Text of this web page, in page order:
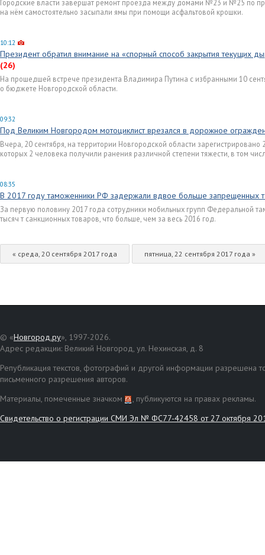
Городские власти завершат ремонт проезда между домами №23 и №25 по
на нём самостоятельно засыпали ямы при помощи асфальтовой крошки.
10:12
Президент обратил внимание на «спорный способ закрытия текущих
(26)
На прошедшей встрече президента Владимира Путина с избранными 10
о бюджете Новгородской области.
09:32
Под Великим Новгородом мотоциклист врезался в дорожное
Вчера, 20 сентября, на территории Новгородской области
которых 2 человека получили ранения различной степени тяжести, в том
08:35
В 2017 году таможенники РФ задержали вдвое больше запрещенных
За первую половину 2017 года сотрудники мобильных групп Федеральной
тысяч т санкционных товаров, что больше, чем за весь 2016 год.
« среда, 20 сентября 2017 года пятница, 22 сентября 2017 года »
© «Новгород.ру», 1997-2026.
Адрес редакции: Великий Новгород, ул. Нехинская, д. 8
Републикация текстов, фотографий и другой информации разрешена
письменного разрешения авторов.
Материалы, помеченные значком
, публикуются на правах рекламы.
Свидетельство о регистрации СМИ Эл № ФС77-42458 от 27 октября